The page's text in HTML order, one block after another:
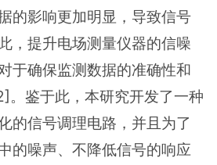
的影响更加明显，导致信号
，提升电场测量仪器的信噪
于确保监测数据的准确性和
。鉴于此，本研究开发了一种
的信号调理电路，并且为了
的噪声、不降低信号的响应